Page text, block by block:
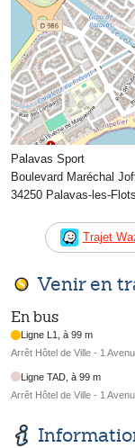
Palavas Sport
Boulevard Maréchal
34250 Palavas-les-Flots
Trajet
Venir en
En bus
Ligne L1, à 99 m
Arrêt Hôtel de Ville - 1
Ligne TAD, à 99 m
Arrêt Hôtel de Ville - 1